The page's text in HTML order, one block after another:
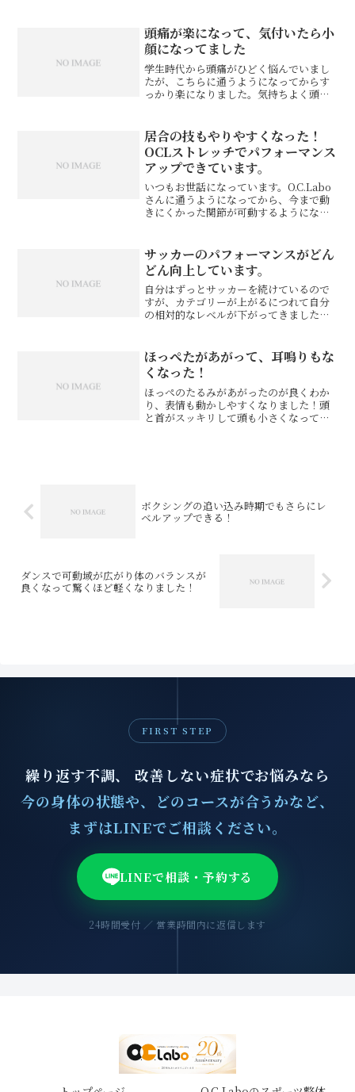
スポーツ。もともと柔軟性が乏しいとこ
ろに、酷使したため、...
頭痛が楽になって、気付いたら小
顔になってました
学生時代から頭痛がひどく悩んでいまし
たが、こちらに通うようになってからす
っかり楽になりました。気持ちよく頭や
たら顔が引き締まって目がぱっちりして
る！頭痛を治してもらってい...
居合の技もやりやすくなった！
OCLストレッチでパフォーマンス
アップできています。
いつもお世話になっています。O.C.Labo
さんに通うようになってから、今まで動
きにくかった関節が可動するようにな
のペーパーを頂き、毎日自分で実際にや
ることが出来るので...
サッカーのパフォーマンスがどん
どん向上しています。
自分はずっとサッカーを続けているので
すが、カテゴリーが上がるにつれて自分
の相対的なレベルが下がってきました。
とは常に遠い状態で、それを挽回しよう
と走り込みや筋トレに精を...
ほっぺたがあがって、耳鳴りもな
くなった！
ほっぺのたるみがあがったのが良くわか
り、表情も動かしやすくなりました！頭
と首がスッキリして頭も小さくなってい
ボクシングの追い込み時期でもさらにレ
ベルアップできる！
ダンスで可動域が広がり体のバランスが
良くなって驚くほど軽くなりました！
FIRST STEP
繰り返す不調、 改善しない症状でお悩みなら
今の身体の状態や、どのコースが合うかなど、
まずはLINEでご相談ください。
LINEで相談・予約する
24時間受付 ／ 営業時間内に返信します